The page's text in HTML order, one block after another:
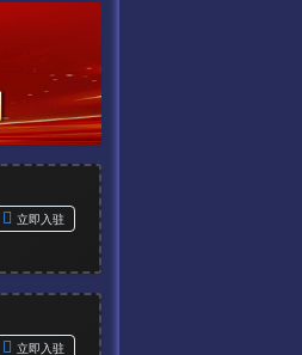
立即入驻
立即入驻